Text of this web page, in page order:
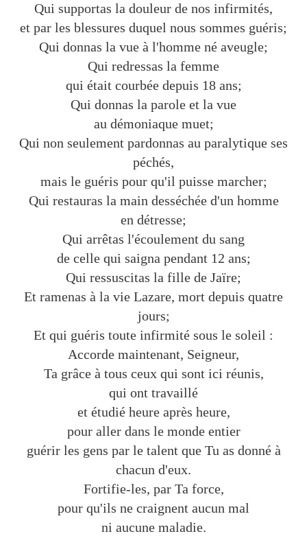
Qui supportas la douleur de nos infirmités,
et par les blessures duquel nous sommes guéris;
Qui donnas la vue à l'homme né aveugle;
Qui redressas la femme
qui était courbée depuis 18 ans;
Qui donnas la parole et la vue
au démoniaque muet;
Qui non seulement pardonnas au paralytique ses
péchés,
mais le guéris pour qu'il puisse marcher;
Qui restauras la main desséchée d'un homme
en détresse;
Qui arrêtas l'écoulement du sang
de celle qui saigna pendant 12 ans;
Qui ressuscitas la fille de Jaïre;
Et ramenas à la vie Lazare, mort depuis quatre
jours;
Et qui guéris toute infirmité sous le soleil :
Accorde maintenant, Seigneur,
Ta grâce à tous ceux qui sont ici réunis,
qui ont travaillé
et étudié heure après heure,
pour aller dans le monde entier
guérir les gens par le talent que Tu as donné à
chacun d'eux.
Fortifie-les, par Ta force,
pour qu'ils ne craignent aucun mal
ni aucune maladie.